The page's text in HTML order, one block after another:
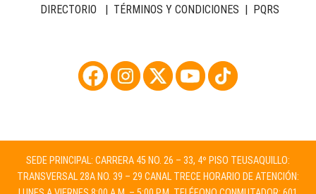
DIRECTORIO | TÉRMINOS Y CONDICIONES | PQRS
SEDE PRINCIPAL: CARRERA 45 NO. 26 – 33, 4º PISO TEUSAQUILLO:
TRANSVERSAL 28A NO. 39 – 29 CANAL TRECE HORARIO DE ATENCIÓN: